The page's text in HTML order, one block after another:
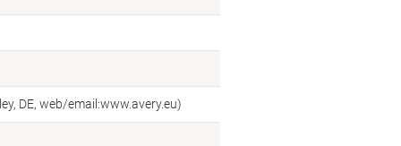
DE, web/email:www.avery.eu)